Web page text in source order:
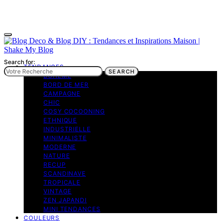
TENDANCES
BOHEME
BORD DE MER
CAMPAGNE
CHIC
COSY COCOONING
ETHNIQUE
INDUSTRIELLE
MINIMALISTE
MODERNE
NATURE
RECUP
SCANDINAVE
TROPICALE
VINTAGE
ZEN JAPANDI
MINI TENDANCES
COULEURS
Search for:
SEARCH